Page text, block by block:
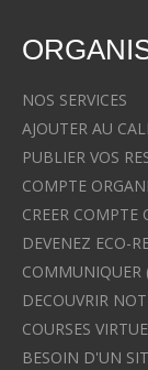
NOS SERVICES
AJOUTER AU
PUBLIER VOS
COMPTE
CREER COMPTE
DEVENEZ ECO-
COMMUNIQUER
DECOUVRIR
COURSES
BESOIN D'UN